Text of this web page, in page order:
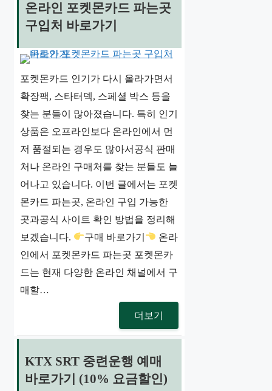
온라인 포켓몬카드 파는곳
구입처 바로가기
포켓몬카드 인기가 다시 올라가면서
확장팩, 스타터덱, 스페셜 박스 등을
찾는 분들이 많아졌습니다. 특히 인기
상품은 오프라인보다 온라인에서 먼
저 품절되는 경우도 많아서공식 판매
처나 온라인 구매처를 찾는 분들도 늘
어나고 있습니다. 이번 글에서는 포켓
몬카드 파는곳, 온라인 구입 가능한
곳과공식 사이트 확인 방법을 정리해
보겠습니다.
구매 바로가기
온라
인에서 포켓몬카드 파는곳 포켓몬카
드는 현재 다양한 온라인 채널에서 구
매할…
더보기
KTX SRT 중련운행 예매
바로가기 (10% 요금할인)